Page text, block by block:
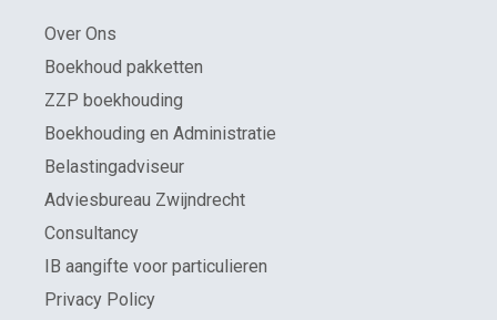
Over Ons
Boekhoud pakketten
ZZP boekhouding
Boekhouding en Administratie
Belastingadviseur
Adviesbureau Zwijndrecht
Consultancy
IB aangifte voor particulieren
Privacy Policy